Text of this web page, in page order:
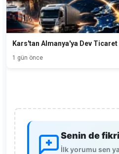
Kars'tan Almanya'ya Dev
1 gün önce
Senin de
İlk yorumu sen